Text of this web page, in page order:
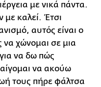
με νικά πάντα.
με καλεί. Έτσι
αυτός είναι ο
να χώνομαι σε μια
να δω πώς
να ακούω
τους πήρε φάλτσα